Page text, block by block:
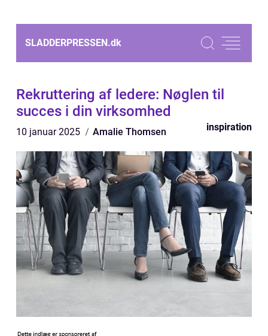
SLADDERPRESSEN.dk
Rekruttering af ledere: Nøglen til
succes i din virksomhed
10 januar 2025 Amalie Thomsen inspiration